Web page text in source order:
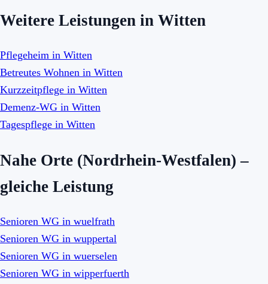
Weitere Leistungen in Witten
Pflegeheim in Witten
Betreutes Wohnen in Witten
Kurzzeitpflege in Witten
Demenz-WG in Witten
Tagespflege in Witten
Nahe Orte (Nordrhein-Westfalen) –
gleiche Leistung
Senioren WG in wuelfrath
Senioren WG in wuppertal
Senioren WG in wuerselen
Senioren WG in wipperfuerth